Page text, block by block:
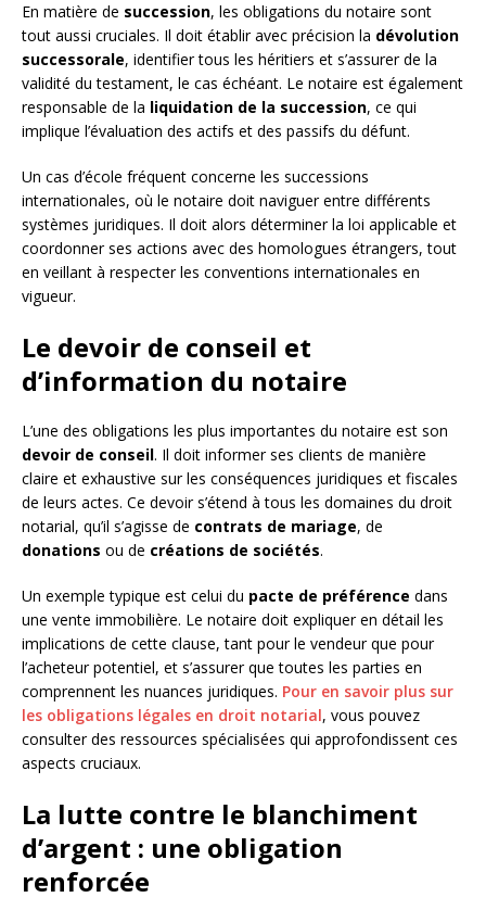
En matière de succession, les obligations du notaire sont
tout aussi cruciales. Il doit établir avec précision la dévolution
successorale, identifier tous les héritiers et s’assurer de la
validité du testament, le cas échéant. Le notaire est également
responsable de la liquidation de la succession, ce qui
implique l’évaluation des actifs et des passifs du défunt.
Un cas d’école fréquent concerne les successions
internationales, où le notaire doit naviguer entre différents
systèmes juridiques. Il doit alors déterminer la loi applicable et
coordonner ses actions avec des homologues étrangers, tout
en veillant à respecter les conventions internationales en
vigueur.
Le devoir de conseil et
d’information du notaire
L’une des obligations les plus importantes du notaire est son
devoir de conseil. Il doit informer ses clients de manière
claire et exhaustive sur les conséquences juridiques et fiscales
de leurs actes. Ce devoir s’étend à tous les domaines du droit
notarial, qu’il s’agisse de contrats de mariage, de
donations ou de créations de sociétés.
Un exemple typique est celui du pacte de préférence dans
une vente immobilière. Le notaire doit expliquer en détail les
implications de cette clause, tant pour le vendeur que pour
l’acheteur potentiel, et s’assurer que toutes les parties en
comprennent les nuances juridiques. Pour en savoir plus sur
les obligations légales en droit notarial, vous pouvez
consulter des ressources spécialisées qui approfondissent ces
aspects cruciaux.
La lutte contre le blanchiment
d’argent : une obligation
renforcée